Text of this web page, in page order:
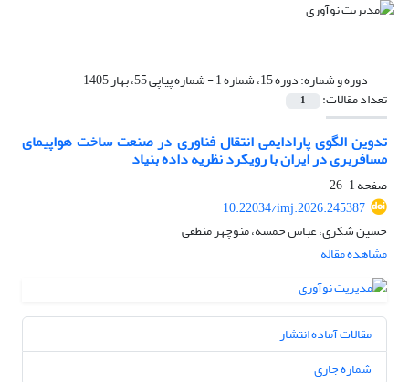
دوره و شماره:دوره 15، شماره 1 - شماره پیاپی 55، بهار 1405
تعداد مقالات: 1
تدوین الگوی پارادایمی انتقال فناوری در صنعت ساخت هواپیمای
مسافربری در ایران با رویکرد نظریه داده‌ بنیاد
صفحه1-26
10.22034/imj.2026.245387
حسین شکری، عباس خمسه، منوچهر منطقی
مشاهده مقاله
مقالات آماده انتشار
شماره جاری